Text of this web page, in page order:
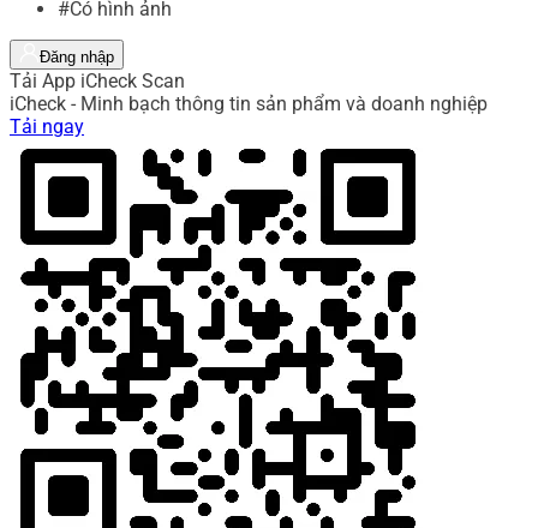
#Có hình ảnh
Đăng nhập
Tải App iCheck Scan
iCheck - Minh bạch thông tin sản phẩm và doanh nghiệp
Tải ngay